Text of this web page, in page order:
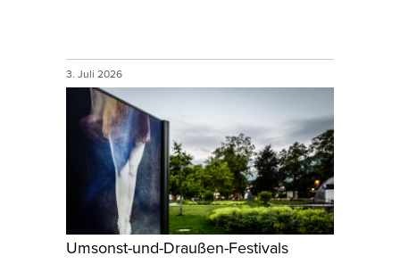
3. Juli 2026
Umsonst-und-Draußen-Festivals